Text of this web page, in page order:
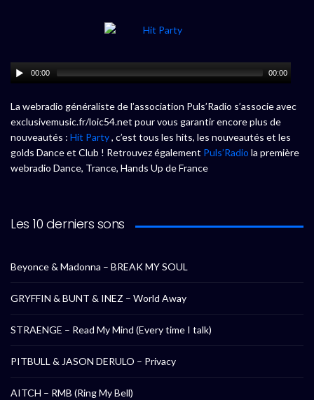
00:00 00:00
La webradio généraliste de l’association Puls’Radio s’associe avec
exclusivemusic.fr/loic54.net pour vous garantir encore plus de
nouveautés : Hit Party, c’est tous les hits, les nouveautés et les
golds Dance et Club ! Retrouvez également Puls’Radio la première
webradio Dance, Trance, Hands Up de France
Les 10 derniers sons
Beyonce & Madonna – BREAK MY SOUL
GRYFFIN & BUNT & INEZ – World Away
STRAENGE – Read My Mind (Every time I talk)
PITBULL & JASON DERULO – Privacy
AITCH – RMB (Ring My Bell)